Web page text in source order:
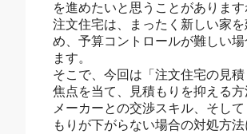
を進めたいと思うことがあります
注文住宅は、まったく新しい家を
め、予算コントロールが難しい場
ます。
そこで、今回は「注文住宅の見積
焦点を当て、見積もりを抑える
メーカーとの交渉スキル、そし
もりが下がらない場合の対処方